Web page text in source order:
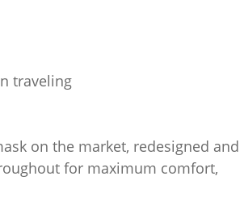
traveling
on the market, redesigned and
for maximum comfort,